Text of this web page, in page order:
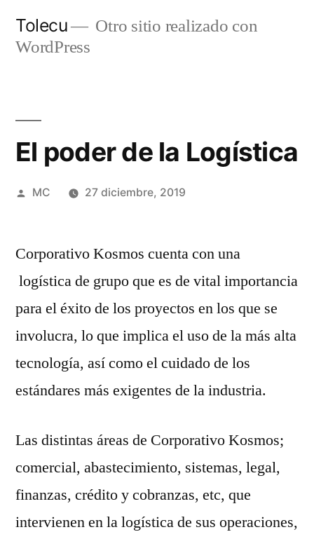
Tolecu
Otro sitio realizado con
WordPress
El poder de la Logística
Publicado
MC 27 diciembre, 2019
Corporativo Kosmos cuenta con una
logística de grupo que es de vital importancia
para el éxito de los proyectos en los que se
involucra, lo que implica el uso de la más alta
tecnología, así como el cuidado de los
estándares más exigentes de la industria.
Las distintas áreas de Corporativo Kosmos;
comercial, abastecimiento, sistemas, legal,
finanzas, crédito y cobranzas, etc, que
intervienen en la logística de sus operaciones,